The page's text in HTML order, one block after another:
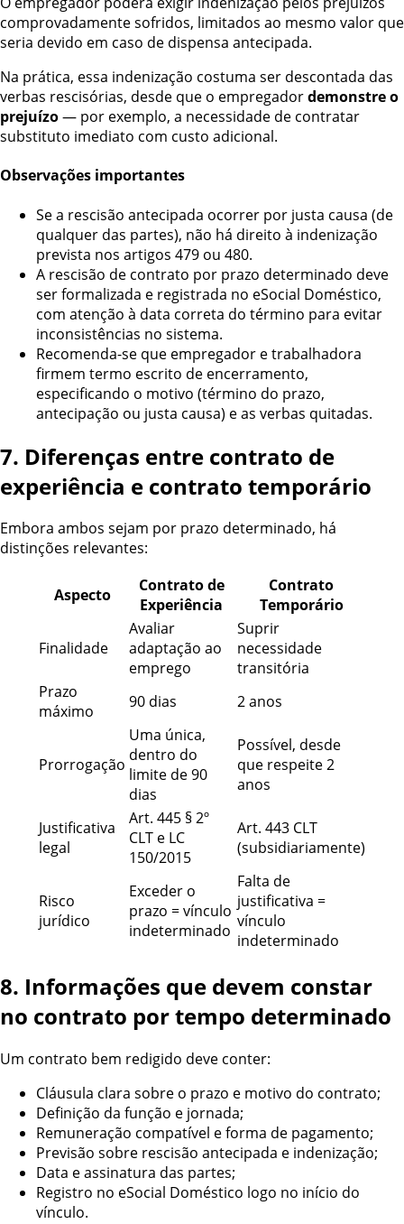
comprovadamente sofridos, limitados ao mesmo valor que
seria devido em caso de dispensa antecipada.
Na prática, essa indenização costuma ser descontada das
verbas rescisórias, desde que o empregadordemonstre o
prejuízo— por exemplo, a necessidade de contratar
substituto imediato com custo adicional.
Observações importantes
Se a rescisão antecipada ocorrer por justa causa (de
qualquer das partes), não há direito à indenização
prevista nos artigos 479 ou 480.
A rescisão de contrato por prazo determinado deve
ser formalizada e registrada no eSocial Doméstico,
com atenção à data correta do término para evitar
inconsistências no sistema.
Recomenda-se que empregador e trabalhadora
firmem termo escrito de encerramento,
especificando o motivo (término do prazo,
antecipação ou justa causa) e as verbas quitadas.
7. Diferenças entre contrato de
experiência e contrato temporário
Embora ambos sejam por prazo determinado, há
distinções relevantes:
Aspecto
Contrato de
Experiência
Contrato
Temporário
Finalidade
Avaliar
adaptação ao
emprego
Suprir
necessidade
transitória
Prazo
máximo
90 dias 2 anos
Prorrogação
Uma única,
dentro do
limite de 90
dias
Possível, desde
que respeite 2
anos
Justificativa
legal
Art. 445 § 2º
CLT e LC
150/2015
Art. 443 CLT
(subsidiariamente)
Risco
jurídico
Exceder o
prazo = vínculo
indeterminado
Falta de
justificativa =
vínculo
indeterminado
8. Informações que devem constar
no contrato por tempo determinado
Um contrato bem redigido deve conter:
Cláusula clara sobre o prazo e motivo do contrato;
Definição da função e jornada;
Remuneração compatível e forma de pagamento;
Previsão sobre rescisão antecipada e indenização;
Data e assinatura das partes;
Registro no eSocial Doméstico logo no início do
vínculo.